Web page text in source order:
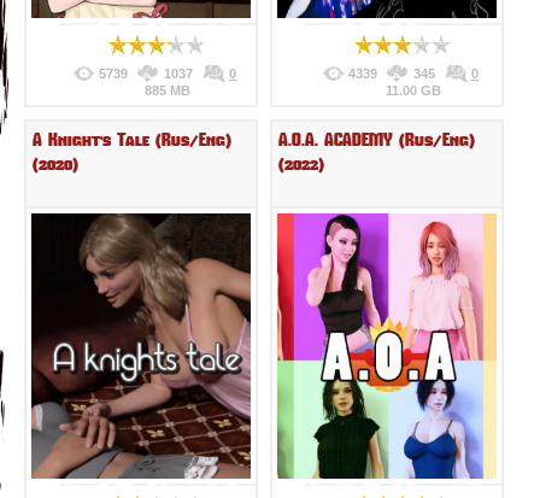
5739 1037
0
885 MB
4339 345
0
11.00 GB
A Knight's Tale (Rus/Eng)
(2020)
A.O.A. ACADEMY (Rus/Eng)
(2022)